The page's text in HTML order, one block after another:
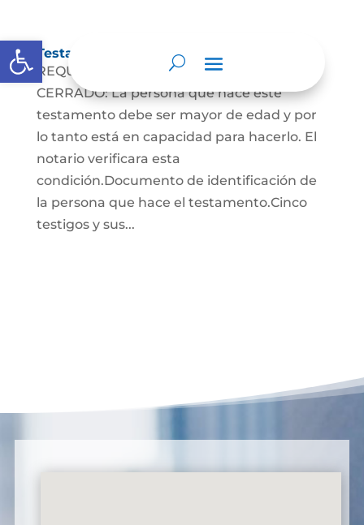
Abrir barra de herramientas
Testamento Cerrado
REQUISITOS PARA EL TESTAMENTO
CERRADO: La persona que hace este
testamento debe ser mayor de edad y por
lo tanto está en capacidad para hacerlo. El
notario verificara esta
condición.Documento de identificación de
la persona que hace el testamento.Cinco
testigos y sus...